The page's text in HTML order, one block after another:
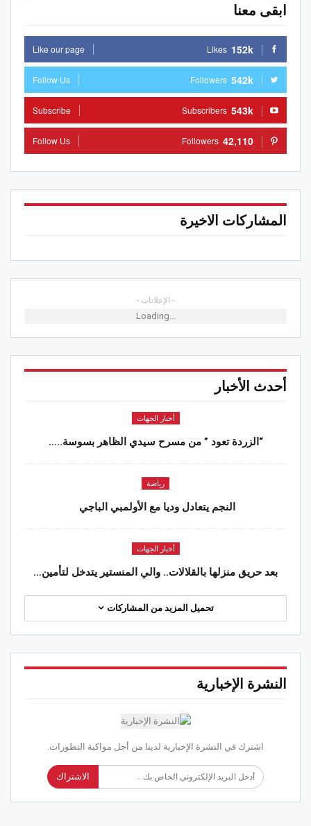
ابقى معنا
152k
Likes
Like our page
542k
Followers
Follow Us
543k
Subscribers
Subscribe
42,110
Followers
Follow Us
المشاركات الاخيرة
- الإعلانات -
Loading...
أحدث الأخبار
أخبار الجهات
“الزردة تعود ” من مسرح سيدي الظاهر بسوسة..…
رياضة
النجم يتعادل وديا مع الأولمبي الباجي
أخبار الجهات
بعد حريق منزلها بالقلالات.. والي المنستير يتدخل لتأمين…
تحميل المزيد من المشاركات
النشرة الإخبارية
اشترك في النشرة الإخبارية لدينا من أجل مواكبة التطورات.
الاشتراك